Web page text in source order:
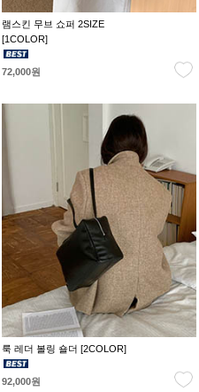
램스킨 무브 쇼퍼 2SIZE
[1COLOR]
72,000원
룩 레더 볼링 숄더 [2COLOR]
92,000원